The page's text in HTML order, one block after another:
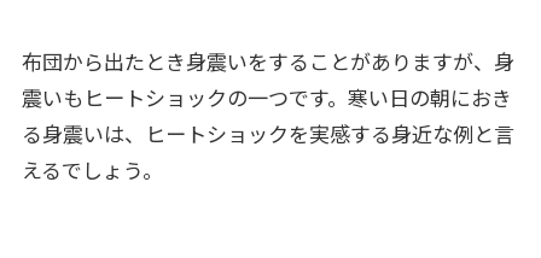
布団から出たとき身震いをすることがありますが、身
震いもヒートショックの一つです。寒い日の朝におき
る身震いは、ヒートショックを実感する身近な例と言
えるでしょう。